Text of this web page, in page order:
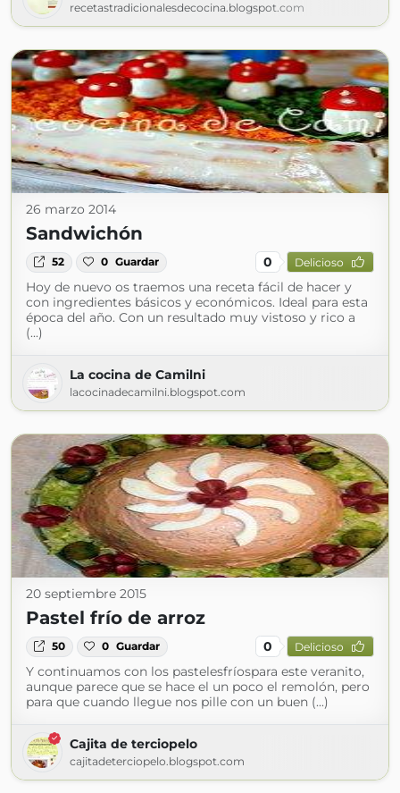
recetastradicionalesdecocina.blogspot.com
26 marzo 2014
Sandwichón
52 0 Guardar 0 Delicioso
Hoy de nuevo os traemos una receta fácil de hacer y
con ingredientes básicos y económicos. Ideal para esta
época del año. Con un resultado muy vistoso y rico a
(...)
La cocina de Camilni
lacocinadecamilni.blogspot.com
20 septiembre 2015
Pastel frío de arroz
50 0 Guardar 0 Delicioso
Y continuamos con los pastelesfríospara este veranito,
aunque parece que se hace el un poco el remolón, pero
para que cuando llegue nos pille con un buen (...)
Cajita de terciopelo
cajitadeterciopelo.blogspot.com